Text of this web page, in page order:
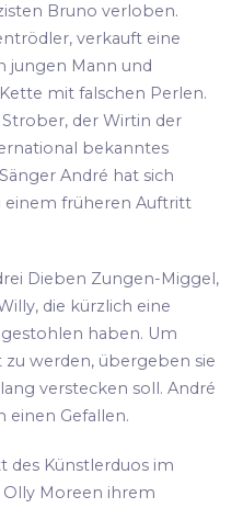
Bruno verloben.
verkauft eine
jungen Mann und
mit falschen Perlen.
der Wirtin der
bekanntes
André hat sich
einem früheren Auftritt
Dieben Zungen-Miggel,
die kürzlich eine
haben. Um
werden, übergeben sie
verstecken soll. André
einen Gefallen.
des Künstlerduos im
Olly Moreen ihrem